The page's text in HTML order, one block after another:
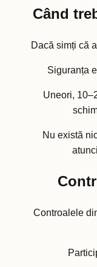
Când
Dacă simți că
Siguranța
Uneori,
Nu există
Controalele